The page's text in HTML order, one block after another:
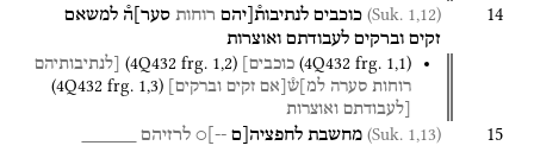
14
(Suk. 1,12) כוכבים לנתיבות֯[יהם רוחות סער]ה֯ למשאם
זקים וברקים לעבודתם ואוצרות
(4Q432 frg. 1,1) כוכבים] (4Q432 frg. 1,2)
[לנתיבותיהם
רוחות סערה למ]ש֯[אם זקים וברקים] (4Q432 frg. 1,3)
[לעבודתם ואוצרות
15
(Suk. 1,13) מחשבת לחפציה[ם --]○ לרזיהם